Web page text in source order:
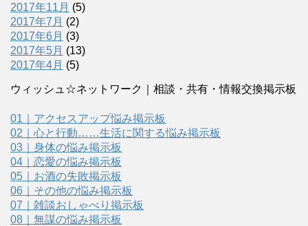
2017年11月 (5)
2017年7月 (2)
2017年6月 (3)
2017年5月 (13)
2017年4月 (5)
ウィッシュ☆ネットワーク｜相談・共有・情報交換掲示板
01｜アクセスアップ悩み掲示板
02｜心と行動……生活に関する悩み掲示板
03｜身体の悩み掲示板
04｜恋愛の悩み掲示板
05｜お酒の失敗掲示板
06｜その他の悩み掲示板
07｜雑談おしゃべり掲示板
08｜無謀の悩み掲示板